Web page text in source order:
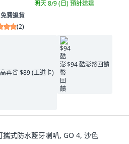
明天 8/9 (日)預計送達
免費退貨
(2)
再省 $89 (王道卡)
$94 酷澎幣回饋
攜式防水藍牙喇叭, GO 4, 沙色